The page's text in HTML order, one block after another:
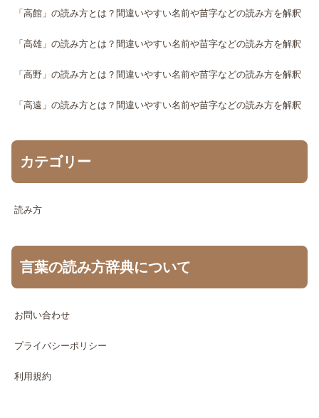
「高館」の読み方とは？間違いやすい名前や苗字などの読み方を解釈
「高雄」の読み方とは？間違いやすい名前や苗字などの読み方を解釈
「高野」の読み方とは？間違いやすい名前や苗字などの読み方を解釈
「高遠」の読み方とは？間違いやすい名前や苗字などの読み方を解釈
カテゴリー
読み方
言葉の読み方辞典について
お問い合わせ
プライバシーポリシー
利用規約